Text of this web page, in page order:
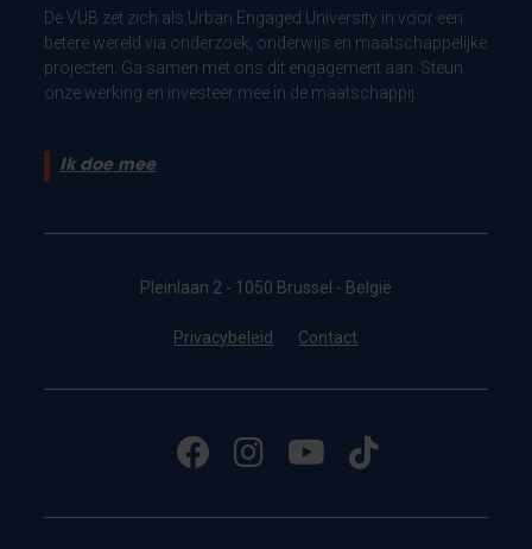
De VUB zet zich als Urban Engaged University in voor een
betere wereld via onderzoek, onderwijs en maatschappelijke
projecten. Ga samen met ons dit engagement aan. Steun
onze werking en investeer mee in de maatschappij.
Ik doe mee
Pleinlaan 2 - 1050 Brussel - België
Privacybeleid Contact